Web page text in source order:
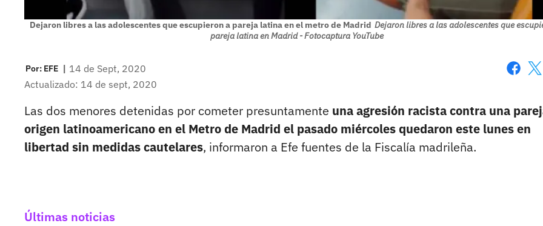
Dejaron libres a las adolescentes que escupieron a pareja latina en el metro de Madrid Dejaron libres a las adolescentes que
pareja latina en Madrid - Fotocaptura YouTube
Por: EFE | 14 de Sept, 2020
Actualizado: 14 de sept, 2020
Las dos menores detenidas por cometer presuntamente una agresión racista contra una
origen latinoamericano en el Metro de Madrid el pasado miércoles quedaron este lunes en
libertad sin medidas cautelares, informaron a Efe fuentes de la Fiscalía madrileña.
Últimas noticias